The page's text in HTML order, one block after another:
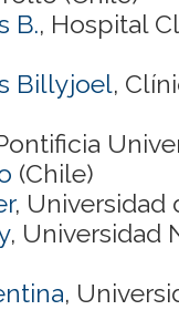
B., Hospital
Billyjoel,
(Chile)
, Universidad
, Universidad
,